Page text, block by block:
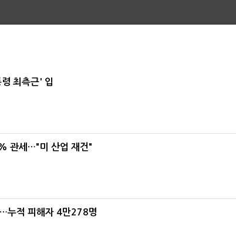
최측근' 입
관세…"미 산업 재건"
누적 피해자 4만278명